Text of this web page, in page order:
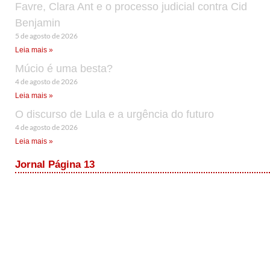
Favre, Clara Ant e o processo judicial contra Cid
Benjamin
5 de agosto de 2026
Leia mais »
Múcio é uma besta?
4 de agosto de 2026
Leia mais »
O discurso de Lula e a urgência do futuro
4 de agosto de 2026
Leia mais »
Jornal Página 13